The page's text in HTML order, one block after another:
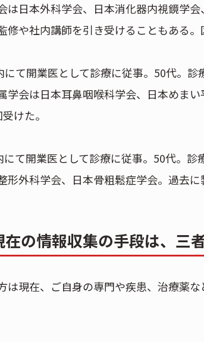
は日本外科学会、日本消化器内視鏡学
修や社内講師を引き受けることもある。
にて開業医として診療に従事。50代。
学会は日本耳鼻咽喉科学会、日本めま
けた。
にて開業医として診療に従事。50代。
形外科学会、日本骨粗鬆症学会。過去
在の情報収集の手段は、三
は現在、ご自身の専門や疾患、治療薬